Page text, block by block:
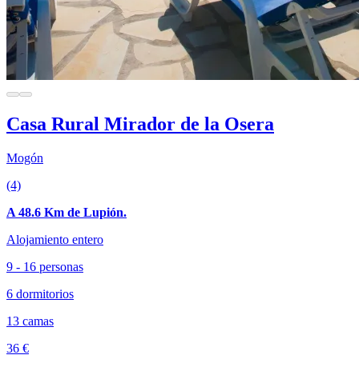
Casa Rural Mirador de la Osera
Mogón
(4)
A 48.6 Km de Lupión.
Alojamiento entero
9 - 16 personas
6 dormitorios
13 camas
36 €